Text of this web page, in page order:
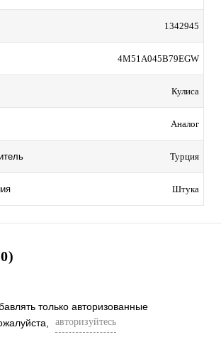
1342945
4M51A045B79EGW
Кулиса
Аналог
Турция
Штука
только авторизованные
авторизуйтесь